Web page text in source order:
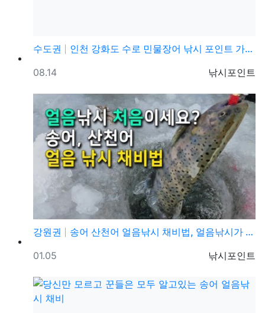
수도권
인천 강화도 수로 민물장어 낚시 포인트 가볼만한곳
등록자
낚시포인트
등록일
08.14
강원권
송어 산천어 얼음낚시 채비법, 얼음낚시가 처음이라도 쉽…
등록자
낚시포인트
등록일
01.05